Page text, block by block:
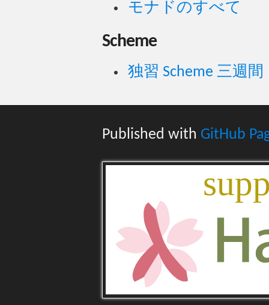
モナドのすべて
Scheme
独習 Scheme 三週間
Published with GitHub